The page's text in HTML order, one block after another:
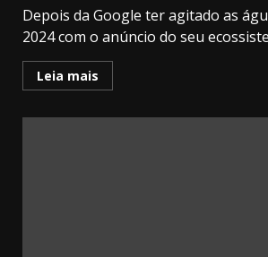
Depois da Google ter agitado as
2024 com o anúncio do seu
Leia mais